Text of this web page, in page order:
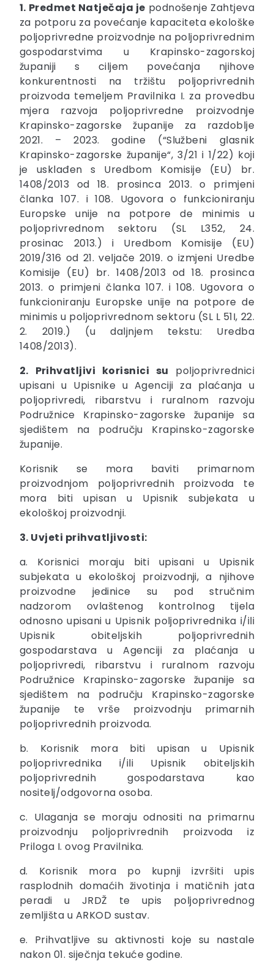
1. Predmet Natječaja je podnošenje Zahtjeva
za potporu za povećanje kapaciteta ekološke
poljoprivredne proizvodnje na poljoprivrednim
gospodarstvima u Krapinsko-zagorskoj
županiji s ciljem povećanja njihove
konkurentnosti na tržištu poljoprivrednih
proizvoda temeljem Pravilnika I. za provedbu
mjera razvoja poljoprivredne proizvodnje
Krapinsko-zagorske županije za razdoblje
2021. – 2023. godine (“Službeni glasnik
Krapinsko-zagorske županije“, 3/21 i 1/22) koji
je usklađen s Uredbom Komisije (EU) br.
1408/2013 od 18. prosinca 2013. o primjeni
članka 107. i 108. Ugovora o funkcioniranju
Europske unije na potpore de minimis u
poljoprivrednom sektoru (SL L352, 24.
prosinac 2013.) i Uredbom Komisije (EU)
2019/316 od 21. veljače 2019. o izmjeni Uredbe
Komisije (EU) br. 1408/2013 od 18. prosinca
2013. o primjeni članka 107. i 108. Ugovora o
funkcioniranju Europske unije na potpore de
minimis u poljoprivrednom sektoru (SL L 51I, 22.
2. 2019.) (u daljnjem tekstu: Uredba
1408/2013).
2. Prihvatljivi korisnici su poljoprivrednici
upisani u Upisnike u Agenciji za plaćanja u
poljoprivredi, ribarstvu i ruralnom razvoju
Podružnice Krapinsko-zagorske županije sa
sjedištem na području Krapinsko-zagorske
županije.
Korisnik se mora baviti primarnom
proizvodnjom poljoprivrednih proizvoda te
mora biti upisan u Upisnik subjekata u
ekološkoj proizvodnji.
3. Uvjeti prihvatljivosti:
a. Korisnici moraju biti upisani u Upisnik
subjekata u ekološkoj proizvodnji, a njihove
proizvodne jedinice su pod stručnim
nadzorom ovlaštenog kontrolnog tijela
odnosno upisani u Upisnik poljoprivrednika i/ili
Upisnik obiteljskih poljoprivrednih
gospodarstava u Agenciji za plaćanja u
poljoprivredi, ribarstvu i ruralnom razvoju
Podružnice Krapinsko-zagorske županije sa
sjedištem na području Krapinsko-zagorske
županije te vrše proizvodnju primarnih
poljoprivrednih proizvoda.
b. Korisnik mora biti upisan u Upisnik
poljoprivrednika i/ili Upisnik obiteljskih
poljoprivrednih gospodarstava kao
nositelj/odgovorna osoba.
c. Ulaganja se moraju odnositi na primarnu
proizvodnju poljoprivrednih proizvoda iz
Priloga I. ovog Pravilnika.
d. Korisnik mora po kupnji izvršiti upis
rasplodnih domaćih životinja i matičnih jata
peradi u JRDŽ te upis poljoprivrednog
zemljišta u ARKOD sustav.
e. Prihvatljive su aktivnosti koje su nastale
nakon 01. siječnja tekuće godine.